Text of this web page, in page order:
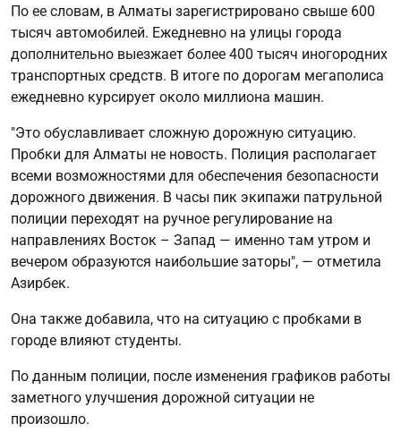
По ее словам, в Алматы зарегистрировано свыше 600
тысяч автомобилей. Ежедневно на улицы города
дополнительно выезжает более 400 тысяч иногородних
транспортных средств. В итоге по дорогам мегаполиса
ежедневно курсирует около миллиона машин.
"Это обуславливает сложную дорожную ситуацию.
Пробки для Алматы не новость. Полиция располагает
всеми возможностями для обеспечения безопасности
дорожного движения. В часы пик экипажи патрульной
полиции переходят на ручное регулирование на
направлениях Восток – Запад — именно там утром и
вечером образуются наибольшие заторы", — отметила
Азирбек.
Она также добавила, что на ситуацию с пробками в
городе влияют студенты.
По данным полиции, после изменения графиков работы
заметного улучшения дорожной ситуации не
произошло.